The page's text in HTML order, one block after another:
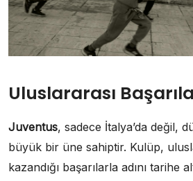
Uluslararası
Juventus, sadece İtalya’da değil,
büyük bir üne sahiptir. Kulüp,
kazandığı başarılarla adını tarihe